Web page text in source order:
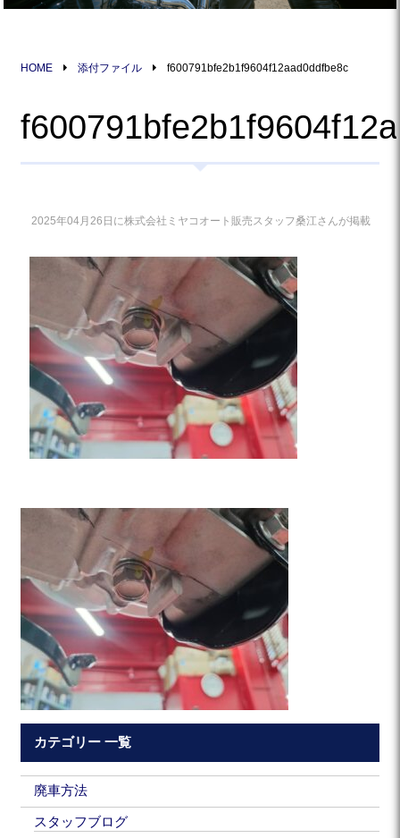
HOME 添付ファイル f600791bfe2b1f9604f12aad0ddfbe8c
2025年04月26日に株式会社ミヤコオート販売スタッフ桑江さんが掲載
カテゴリー 一覧
廃車方法
スタッフブログ